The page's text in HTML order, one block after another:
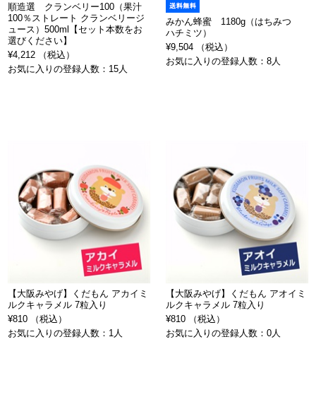
順造選 クランベリー100（果汁
100％ストレート クランベリージ
ュース）500ml【セット本数をお
選びください】
¥4,212 （税込）
お気に入りの登録人数：15人
みかん蜂蜜 1180g（はちみつ
ハチミツ）
¥9,504 （税込）
お気に入りの登録人数：8人
【大阪みやげ】くだもん アカイミ
ルクキャラメル 7粒入り
¥810 （税込）
お気に入りの登録人数：1人
【大阪みやげ】くだもん アオイミ
ルクキャラメル 7粒入り
¥810 （税込）
お気に入りの登録人数：0人